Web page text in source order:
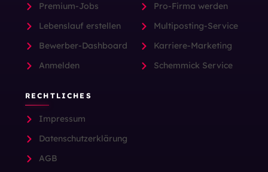
Premium-Jobs
Lebenslauf erstellen
Bewerber-Dashboard
Anmelden
Pro-Firma werden
Multiposting-Service
Karriere-Marketing
Schemmick Service
RECHTLICHES
Impressum
Datenschutzerklärung
AGB